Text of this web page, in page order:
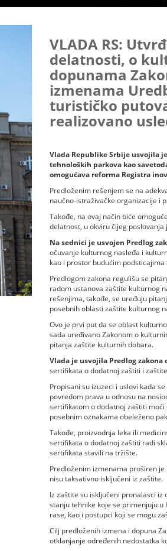
VLADA RS:
delatnosti, o
dopunama
izmenama
turističko
realizovano
Vlada Republike Srbije usvojila
tehnoloških parkova kao
omogućava reforma Registra
Predloženim rešenjem se na
naučno-istraživačke organizacije i
Takođe, na ovaj način biće
delatnost, u okviru čijeg
Na sednici je usvojen Predlog
očuvanje kulturnog nasleđa i
kao i prostor budućim
Predlogom zakona regulišu se
radom ustanova zaštite kulturnog
rešenjima, takođe, se uređuju
posebnih oblasti zaštite kulturnog
Ovo je prvi put da se oblast
sada uređivano Zakonom o
pitanja zaštite kulturnih dobara.
Vlada je usvojila Predlog
sertifikata o dodatnoj zaštiti i
Propisani su izuzeci i uslovi kada
povredom prava u odnosu na
sertifikatom o dodatnoj zaštiti moći
posebnim oznakama obeleženo
Takođe, proizvodnja leka ili
sertifikata o dodatnoj zaštiti radi
sertifikata stavili na tržište.
Predloženim izmenama proširen
nisu taksativno isključeni iz zaštite.
Iz zaštite su isključeni pronalasci
stanju tehnike koje se primenjuju
rase, kao i postupci koji se mogu
Cilj predloženih izmena i dopuna
otklanjanje određenih nedostatka